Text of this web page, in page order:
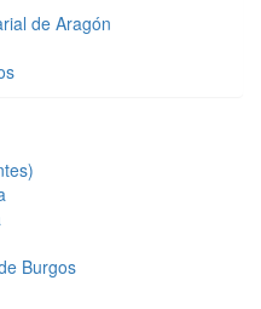
de Aragón
Burgos